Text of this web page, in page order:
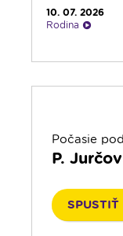
10. 07. 2026
Rodina
Rodina
12. 06. 2026
Rodina
Rodina
29. 05. 2026
Počasie
P.
SPUSTIŤ